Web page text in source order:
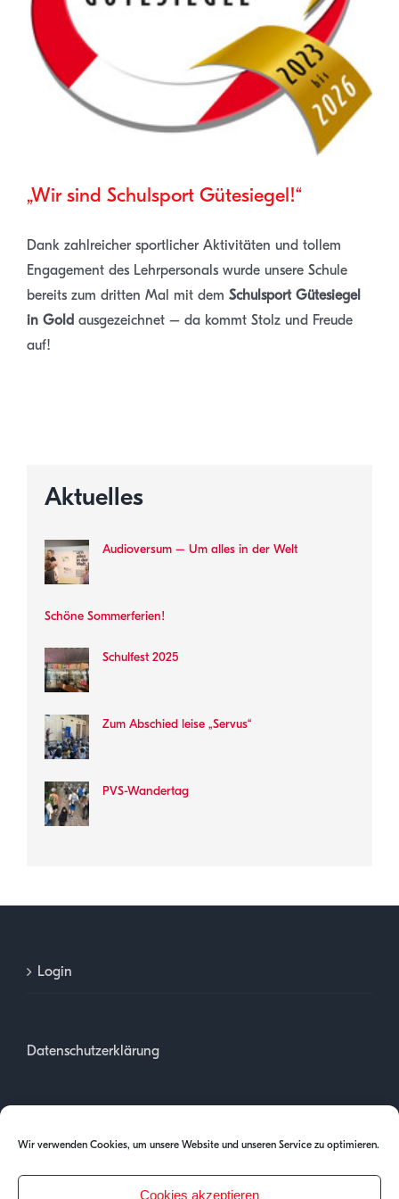
Wir verwenden Cookies, um unsere Website und unseren Service zu optimieren.
Cookies akzeptieren
„Wir sind Schulsport Gütesiegel!“
Dank zahlreicher sportlicher Aktivitäten und tollem
Engagement des Lehrpersonals wurde unsere Schule
bereits zum dritten Mal mit dem Schulsport Gütesiegel
in Gold ausgezeichnet – da kommt Stolz und Freude
auf!
Aktuelles
Audioversum – Um alles in der Welt
Schöne Sommerferien!
Schulfest 2025
Zum Abschied leise „Servus“
PVS-Wandertag
Login
Datenschutzerklärung